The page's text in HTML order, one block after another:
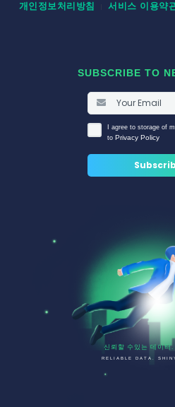
개인정보처리방침 서비스 이용약
SUBSCRIBE TO
I agree to storage of
to Privacy Policy
신뢰할 수있는 데이터.
RELIABLE DATA.